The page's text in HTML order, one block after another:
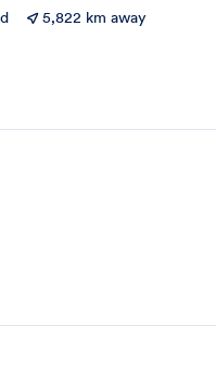
5,822 km away